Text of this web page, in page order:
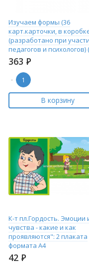
Изучаем формы (36
карт.карточки, в
(разработано при
педагогов и психологов)
3х
363 Р
-
В корзину
К-т пл.Гордость. Эмоции
чувства - какие и как
проявляются": 2 плаката
формата А4
42 Р